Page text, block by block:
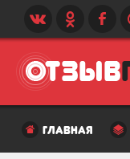
главная